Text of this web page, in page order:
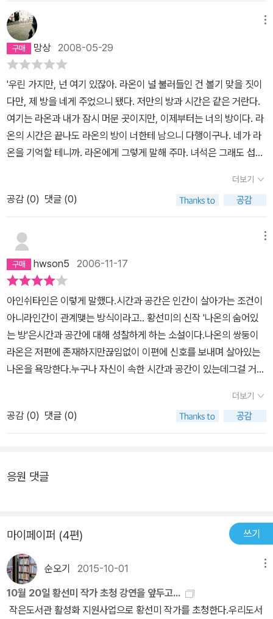
있는 방》(창비,2006)을 읽습니다. 이 책에 나오는 아이는 ‘내 삶’이
없습니다. 아이는 어머니가 시키는 대로 학교를 다니고, 옷을 입으며,
밥을 먹습니다. 아이는 어머니가 시키는 대로 학원을 다니고, 하루를
보냅니다. 이밖에 아무것도 없습니다. 아이는 스스로 할 줄 아는 일이
없습니다. 아이는 스스로 놀 줄 모릅니다. 아이는 스스로 동무를 사귀
지 못합니다. 그저 책에 나오는 이야기라고만 할 수 없습니다. 도시를
보면 사람도 많고, 어른과 아이도 많습니다. 그러나, 도시에 그토록 많
은 사람들은 서로 이웃이나 동무로 여기지 않습니다. 도시에 있는 학
교는 얼마나 크고, 학급도 얼마나 많은가요? 그러면, 그 많은 ‘학교 아
누나 동생으로 지내는가요? 시골에는 마을마다 아이가 없어서 동무
를 사귀지 못합니다. 도시에는 동네마다 아이가 넘치지만 동무를 사
귀지 못합니다. 이곳이나 저곳이나 똑같습니다. 이곳이나 저곳이나
막힌 모습은 똑같습니다... “와아! 누가 이걸 다 키웠대?” 입이 저절로
벌어졌다. 사방이 꽃이었다. 평평한 곳이든 언덕진 곳이든, 돌 틈이든,
장독 옆이든, 나무 근처든 어디든 갖가지 색의 크고 작은 꽃들이 들쭉
날쭉한 풀과 더불어 사방을 온통 뒤덮고 있었다. 꽃이 진 자리에는 갈
색이나 짙은 보라색 열매가 맺혀 있었다. 그 애는 콧노래를 부르며 꽃
들 사이를 걸어갔다. “가슴이 뻥 뚫리는 것 같다! 머리가 시원해!” ..
(146쪽) 마음이 있으면, 우리는 눈을 감아도 서로 알아봅니다. 마음
을 열면, 우리는 말을 하지 않아도 서로 어떤 느낌이요 생각인지 환하
게 알아챕니다. 마음이 없기에, 우리는 눈을 떠도 서로 살가이 사귀지
하지 못합니다... 울음이 멎자 할머니가 다시 나를 마주보고 섰다. “아
데 네가 여기 있구나. 그래서 내가 찾아내기 어려웠던 게야. 넌 지금
시간을 따라갈 거야. 네가 속해야 할 시간으로 가렴. 내가 도와주마.”
… “할머니가 잊으신 게 저 신발이에요?” “아니다. 그리고 난 무얼 잊
은 적이 없다. 아주 요긴한 때 쓰려고 잘 숨겨 두었지. 봐라, 나뭇잎 신
발을 받쳐 줄 바람이 오고 있지 않느냐. 태 항아리 덕분이야. 저 바람
은 라온을 잡아 주는 삼신할미 손길이란다. 오랜만에 저걸 타는구나.
라온은 바람의 잔등을 타는 걸 참 좋아했지.” .. (238, 239쪽) 눈과
이 나온의 것이었고, 그 때 나온의 토끼 인형을 태우고 남은 방울인 왼
눈이의 방울은 나온이 덩쿨집에 가까이 갈 때면 언제 들어가 있었는
지 나온의 옷 주머니에서 소리를 내곤 한다. 라온이 나온에게 보내는
신호인 것처럼. 대문은 나온이가 들어갈 만큼만 항상 열려 있고, 그 곳
에서는 나온이와 꼭 닮은 아이가 약초를 키우고 있다. 중간 대목에서
는 왠지 환상적인 판타지 소설을 읽는다기보다는 귀신 이야기를 읽고
있나 싶을 정도의 그런 느낌도 조금 나고... 사라지고 나타나고 하는
과정들이 계속 반복 되다 보니 약간 지루한 감도 있고... 문제를 피함
으로써 먼저 보낸 자식에 대한 기억을 지우려고 한 엄마보다, 그 문제
자세가 더 인상적이다. 돌도 되기 전에 먼 나라로 가서 그런 동생이 있
는지 알지도 못하고 자랐던 나온이 그 동생이 보낸 신호를 언뜻언뜻
접하게 되면서 숨겨진 비밀을 알게 되고, 그리고 자신을 알아간다는
성장소설쯤으로 해석하면 될까?그런데, 아파서 동생이 먼저 죽은 것
이 꼭 숨겨야 할 큰 비밀일까??? 글쎄, 모르겠다. 앞서 읽은 작품들에
비해 좀 더 특별하지 않다는 것이 내가 느낀 이 글에 대한 감상이다.
을 찾은 기분으로 공책에 적어놓던 시절이 있었기 때문이다.이때부터
동류의식 같은 게 생겨났고 심드렁했던 내 기분은 어느샌가 날아가버
렸다. '즐거운'이라는 예쁜 뜻을 가진 나온은 몸은 약해서 운동 따위는
하지도 못하고엄마의 손에 인형처럼 자라지만 슬슬 반항을 시작할 나
이이다.살고 있는 아파트는 재개발이 확정되어 하나둘 떠나버리고 몇
집 안 남은 가운데나온이네도 이사를 준비하는데 엄마는 막상 갖고
있던 '넝쿨집'으로 들어갈 생각은 안 하고그걸 팔고 다른 곳으로 이사
하겠다 고집을 부린다.시골학교로 발령이 나서 일 주일에 한 번 집에
와야 하는 아빠에게 어느 날 심부름을 갔다가나온이는 넝쿨집을 수리
하는 아빠의 비밀을 알게 되고 집이 다른 세계같다는 느낌을 갖게 된
다. 넝쿨집의 신비한 힘에 이끌린 나온이는 엄마 몰래 그 집에 자주 드
나들게 되고처음에는 잘 보이지 않았지만 또래의 남자 아이를 만나게
미롭고 기운나게 해주는 약이 되었다.집수리가 막바지에 이를 무렵
나온이는 숨어 있는 다락방을 찾아내고 거기에서 할머니와 라온의 방
으로 들어서게 된다. 그리고 엄마로부터 들은 충격적인 이야기는 쌍
둥이로 태어난 라온이가 어릴 때 죽었고 그 때문에 이 집에서 살기를
그토록 꺼렸다는 것이다.아픈 몸을 이끌고 라온을 따라가려던 나온에
게 할머니는 '너만의 시간,너만의 방'에 머물러 있으라고 말리고이제
는 건강하게 잘 살라고 하면서그들만의 여행을 떠난다. 나온이가 쓰
던 '나의 왼손'이라는 일기장은 나의 보이지 않는 그림자 같은,잃어버
둠은 빛의 오른손둘은 하나, 삶과 죽음은케머 연인처럼함께 누워 있
다.마주 잡은 두 손처럼목적과 과정처럼어슐러 K. 르귄이 <어둠의 왼
손>에서 말하듯이. 라온이와 나온이를 만나는 내내 그렇지 않아도 요
개졌다.유아기와 어린이 시기를 벗어나 이제 막 청소년기로 접어들려
나도 풀어놓으마. 너만의 시간으로 가서 네 힘으로 세상을 견뎌라'숨
어있는 방에서 만났던 할머니가 나온에게 하신 말씀이다.어쩌면, 라
온이는 저승의 강을 건네주는 뱃사공처럼 우리 아이들이 사춘기라는
다리를 건너청소년기에 들어서기 위한 안내자 같은 것은 아닐까? *5
학년 이후 적당한 책이다.
망상2008-05-29
'우린 가지만, 넌 여기 있잖아. 라온이 널 불러들인 건 볼기 맞을 짓이
다만, 제 방을 네게 주었으니 됐다. 저만의 방과 시간은 같은 거란다.
여기는 라온과 내가 잠시 머문 곳이지만, 이제부터는 너의 방이다. 라
온의 시간은 끝나도 라온의 방이 너한테 남으니 다행이구나. 네가 라
온을 기억할 테니까. 라온에게 그렇게 말해 주마. 녀석은 그래도 섭섭
더보기
공감 (0) 댓글 (0)
hwson5 2006-11-17
아인쉬타인은 이렇게 말했다.시간과 공간은 인간이 살아가는 조건이
아니라인간이 관계맺는 방식이라고.. 황선미의 신작 '나온의 숨어있
는 방'은시간과 공간에 대해 성찰하게 하는 소설이다.나온의 쌍둥이
라온은 저편에 존재하지만끊임없이 이편에 신호를 보내며 살아있는
나온을 욕망한다.누구나 자신이 속한 시간과 공간이 있는데그걸 거부
와닮았다.죽은 라온을 떠나보내고, 살아있는 강우를 받아들이며,비로
서 나온은 건강한 아이로 자라난다.넉삼년의 12살이란 통과의례를 넘
어. 황선미를 좋아하는 이유는 '마당을 나온 암탉' 과 같이어린이를 위
가 닮고 싶은 사람...황선미...그녀가 참 좋다.
더보기
공감 (0) 댓글 (0)
응원 댓글
마이페이퍼 (4편) 쓰기
순오기 2015-10-01
10월 20일 황선미 작가 초청 강연을 앞두고...
작은도서관 활성화 지원사업으로 황선미 작가를 초청한다.우리도서